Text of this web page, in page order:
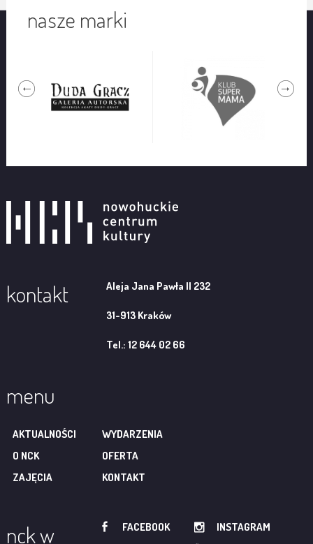
nasze marki
kontakt Aleja Jana Pawła II 232
31-913 Kraków
Tel.: 12 644 02 66
menu
AKTUALNOŚCI
WYDARZENIA
O NCK
OFERTA
ZAJĘCIA
KONTAKT
nck w FACEBOOK
INSTAGRAM